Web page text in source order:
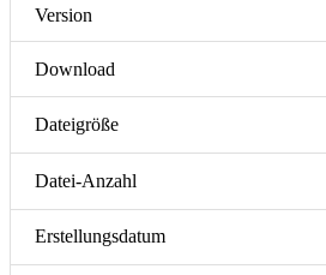
Version
Download
Dateigröße
Datei-Anzahl
Erstellungsdatum